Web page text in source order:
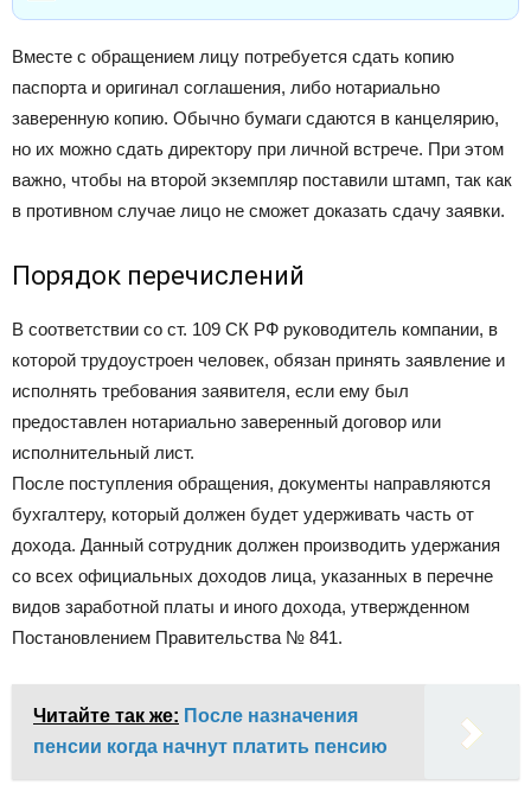
Вместе с обращением лицу потребуется сдать копию
паспорта и оригинал соглашения, либо нотариально
заверенную копию. Обычно бумаги сдаются в канцелярию,
но их можно сдать директору при личной встрече. При этом
важно, чтобы на второй экземпляр поставили штамп, так как
в противном случае лицо не сможет доказать сдачу заявки.
Порядок перечислений
В соответствии со ст. 109 СК РФ руководитель компании, в
которой трудоустроен человек, обязан принять заявление и
исполнять требования заявителя, если ему был
предоставлен нотариально заверенный договор или
исполнительный лист.
После поступления обращения, документы направляются
бухгалтеру, который должен будет удерживать часть от
дохода. Данный сотрудник должен производить удержания
со всех официальных доходов лица, указанных в перечне
видов заработной платы и иного дохода, утвержденном
Постановлением Правительства № 841.
Читайте так же: После назначения
пенсии когда начнут платить пенсию